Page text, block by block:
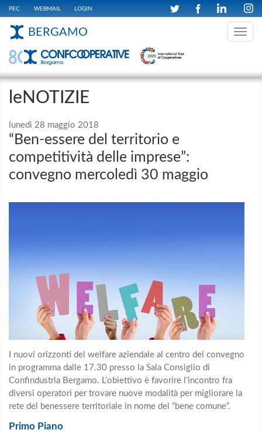
PEC WEBMAIL LOGIN
Toggle
BERGAMO
leNOTIZIE
lunedì 28 maggio 2018
“Ben-essere del territorio e
competitività delle imprese”:
convegno mercoledì 30 maggio
I nuovi orizzonti del welfare aziendale al centro del convegno
in programma dalle 17.30 presso la Sala Consiglio di
Confindustria Bergamo. L’obiettivo è favorire l’incontro fra
diversi operatori per trovare nuove modalità per migliorare la
rete del benessere territoriale in nome del “bene comune”.
Primo Piano